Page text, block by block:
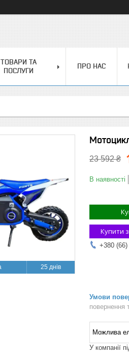
ТОВАРИ ТА
ПОСЛУГИ
ПРО НАС
25 днів
23 592 ₴
В наявності
Купити з
+380
повернення
У компанії